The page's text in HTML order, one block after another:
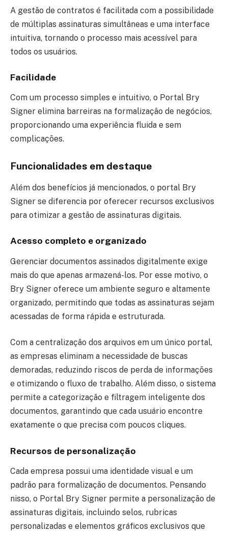
A gestão de contratos é facilitada com a possibilidade
de múltiplas assinaturas simultâneas e uma interface
intuitiva, tornando o processo mais acessível para
todos os usuários.
Facilidade
Com um processo simples e intuitivo, o Portal Bry
Signer elimina barreiras na formalização de negócios,
proporcionando uma experiência fluida e sem
complicações.
Funcionalidades em destaque
Além dos benefícios já mencionados, o portal Bry
Signer se diferencia por oferecer recursos exclusivos
para otimizar a gestão de assinaturas digitais.
Acesso completo e organizado
Gerenciar documentos assinados digitalmente exige
mais do que apenas armazená-los. Por esse motivo, o
Bry Signer oferece um ambiente seguro e altamente
organizado, permitindo que todas as assinaturas sejam
acessadas de forma rápida e estruturada.
Com a centralização dos arquivos em um único portal,
as empresas eliminam a necessidade de buscas
demoradas, reduzindo riscos de perda de informações
e otimizando o fluxo de trabalho. Além disso, o sistema
permite a categorização e filtragem inteligente dos
documentos, garantindo que cada usuário encontre
exatamente o que precisa com poucos cliques.
Recursos de personalização
Cada empresa possui uma identidade visual e um
padrão para formalização de documentos. Pensando
nisso, o Portal Bry Signer permite a personalização de
assinaturas digitais, incluindo selos, rubricas
personalizadas e elementos gráficos exclusivos que